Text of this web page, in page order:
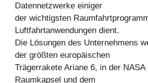
Datennetzwerke einiger
der wichtigsten
Luftfahrtanwendungen dient.
Die Lösungen des Unternehmens
der größten europäischen
Trägerrakete Ariane 6, in der NASA
Raumkapsel und dem